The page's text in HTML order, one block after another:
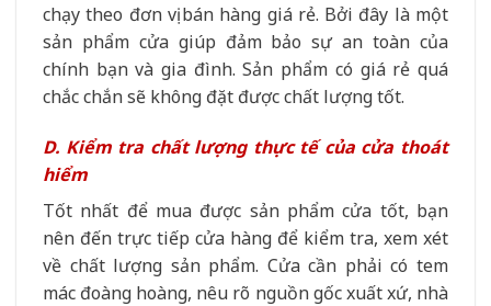
chạy theo đơn vị bán hàng giá rẻ. Bởi đây là một
sản phẩm cửa giúp đảm bảo sự an toàn của
chính bạn và gia đình. Sản phẩm có giá rẻ quá
chắc chắn sẽ không đặt được chất lượng tốt.
D. Kiểm tra chất lượng thực tế của cửa thoát
hiểm
Tốt nhất để mua được sản phẩm cửa tốt, bạn
nên đến trực tiếp cửa hàng để kiểm tra, xem xét
về chất lượng sản phẩm. Cửa cần phải có tem
mác đoàng hoàng, nêu rõ nguồn gốc xuất xứ, nhà